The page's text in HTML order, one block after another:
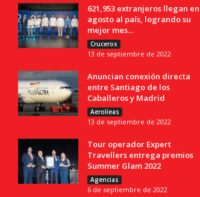
621,953 extranjeros llegan en
agosto al país, logrando su
mejor mes...
Cruceros
13 de septiembre de 2022
Anuncian conexión directa
entre Santiago de los
Caballeros y Madrid
Aerolíeas
13 de septiembre de 2022
Tour operador Expert
Travellers entrega premios
Summer Glam 2022
Agencias
6 de septiembre de 2022